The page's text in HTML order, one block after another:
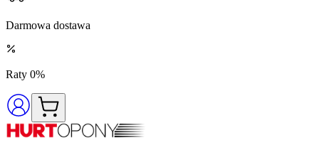
Darmowa dostawa
Raty 0%